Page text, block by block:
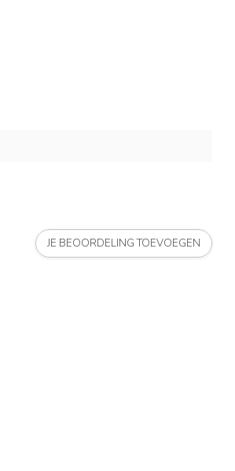
JE BEOORDELING TOEVOEGEN